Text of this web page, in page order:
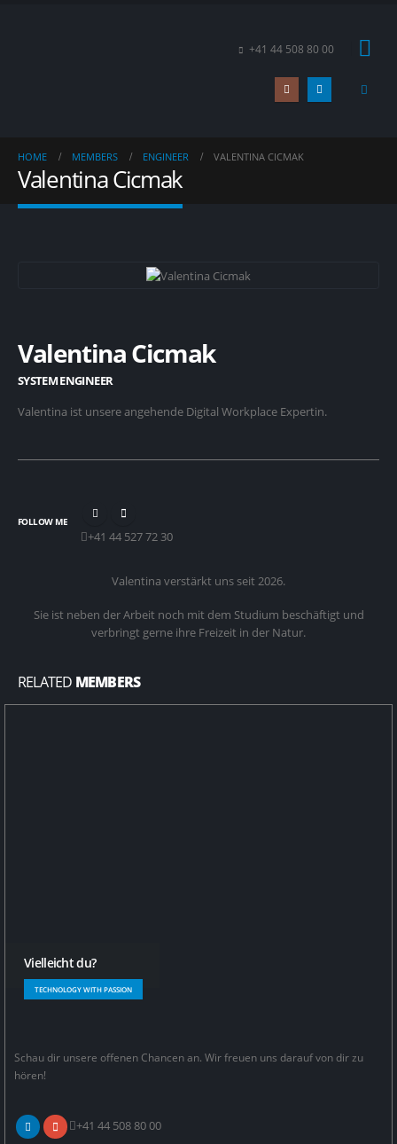
+41 44 508 80 00
HOME MEMBERS ENGINEER VALENTINA CICMAK
Valentina Cicmak
Valentina Cicmak
SYSTEM ENGINEER
Valentina ist unsere angehende Digital Workplace Expertin.
FOLLOW ME
+41 44 527 72 30
Valentina verstärkt uns seit 2026.
Sie ist neben der Arbeit noch mit dem Studium beschäftigt und
verbringt gerne ihre Freizeit in der Natur.
RELATED MEMBERS
Vielleicht du?
TECHNOLOGY WITH PASSION
Schau dir unsere offenen Chancen an. Wir freuen uns darauf von dir zu
hören!
+41 44 508 80 00